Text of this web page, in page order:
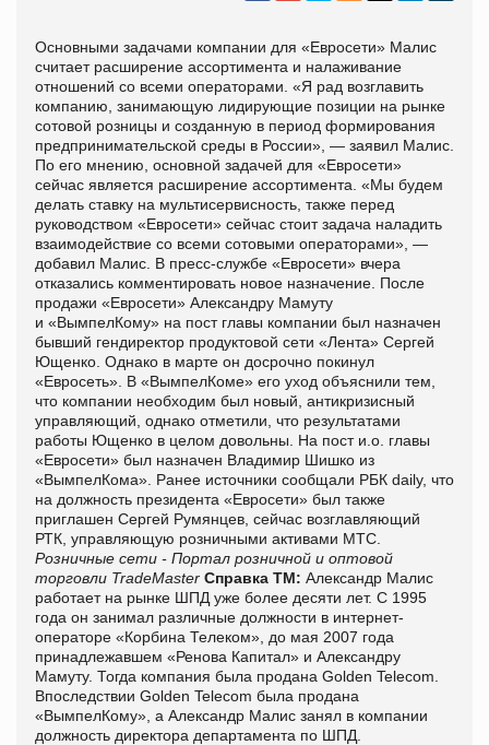
Основными задачами компании для «Евросети» Малис
считает расширение ассортимента и налаживание
отношений со всеми операторами. «Я рад возглавить
компанию, занимающую лидирующие позиции на рынке
сотовой розницы и созданную в период формирования
предпринимательской среды в России», — заявил Малис.
По его мнению, основной задачей для «Евросети»
сейчас является расширение ассортимента. «Мы будем
делать ставку на мультисервисность, также перед
руководством «Евросети» сейчас стоит задача наладить
взаимодействие со всеми сотовыми операторами», —
добавил Малис. В пресс-службе «Евросети» вчера
отказались комментировать новое назначение. После
продажи «Евросети» Александру Мамуту
и «ВымпелКому» на пост главы компании был назначен
бывший гендиректор продуктовой сети «Лента» Сергей
Ющенко. Однако в марте он досрочно покинул
«Евросеть». В «ВымпелКоме» его уход объяснили тем,
что компании необходим был новый, антикризисный
управляющий, однако отметили, что результатами
работы Ющенко в целом довольны. На пост и.о. главы
«Евросети» был назначен Владимир Шишко из
«ВымпелКома». Ранее источники сообщали РБК daily, что
на должность президента «Евросети» был также
приглашен Сергей Румянцев, сейчас возглавляющий
РТК, управляющую розничными активами МТС.
Розничные сети - Портал розничной и оптовой
торговли TradeMaster Справка ТМ: Александр Малис
работает на рынке ШПД уже более десяти лет. С 1995
года он занимал различные должности в интернет-
операторе «Корбина Телеком», до мая 2007 года
принадлежавшем «Ренова Капитал» и Александру
Мамуту. Тогда компания была продана Golden Telecom.
Впоследствии Golden Telecom была продана
«ВымпелКому», а Александр Малис занял в компании
должность директора департамента по ШПД.